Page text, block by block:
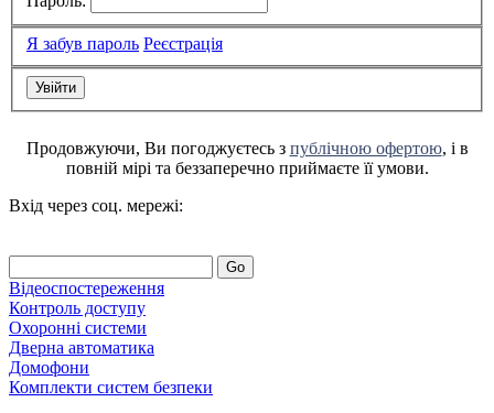
Я забув пароль Реєстрація
Продовжуючи, Ви погоджуєтесь з публічною офертою, і в
повній мірі та беззаперечно приймаєте її умови.
Вхід через соц. мережі:
Go
Відеоспостереження
Контроль доступу
Охоронні системи
Дверна автоматика
Домофони
Комплекти систем безпеки